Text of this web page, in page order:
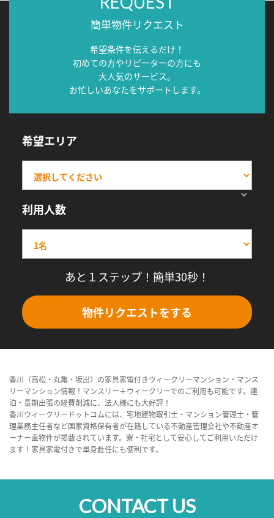
簡単物件リクエスト
希望条件を伝えるだけ！
初めての方やリピーターの方にも
大人気のサービス。
お忙しいあなたをサポートします。
希望エリア
利用人数
あと１ステップ！簡単30秒！
物件リクエストをする
香川（高松・丸亀・坂出）の家具家電付きウィークリーマンション・マンス
リーマンション情報！マンスリー＋ウィークリーでのご利用も可能です。連
泊・長期出張の経費削減に、法人様にも大好評！
香川ウィークリードットコムには、宅地建物取引士・マンション管理士・管
理業務主任者など国家資格保有者が在籍している不動産管理会社や不動産オ
ーナー直物件が掲載されています。寮・社宅として安心してご利用いただけ
ます！家具家電付きで単身赴任にも便利です。
CONTACT US